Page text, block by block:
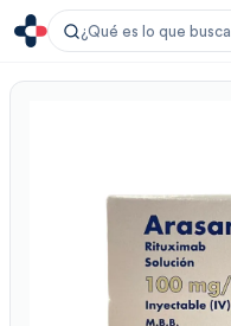
¿Qué es lo que